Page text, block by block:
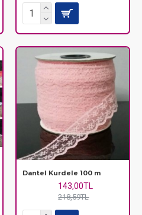
Dantel Kurdele 100 m
143,00TL
218,59TL